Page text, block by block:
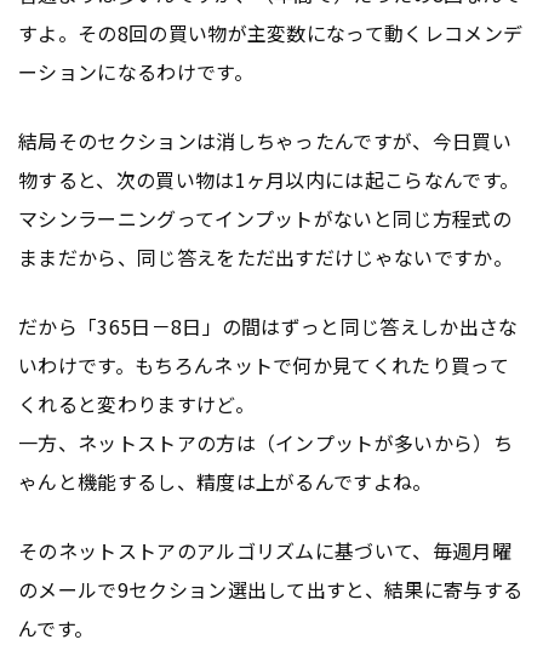
すよ。その8回の買い物が主変数になって動くレコメンデ
ーションになるわけです。
結局そのセクションは消しちゃったんですが、今日買い
物すると、次の買い物は1ヶ月以内には起こらなんです。
マシンラーニングってインプットがないと同じ方程式の
ままだから、同じ答えをただ出すだけじゃないですか。
だから「365日－8日」の間はずっと同じ答えしか出さな
いわけです。もちろんネットで何か見てくれたり買って
くれると変わりますけど。
一方、ネットストアの方は（インプットが多いから）ち
ゃんと機能するし、精度は上がるんですよね。
そのネットストアのアルゴリズムに基づいて、毎週月曜
のメールで9セクション選出して出すと、結果に寄与する
んです。